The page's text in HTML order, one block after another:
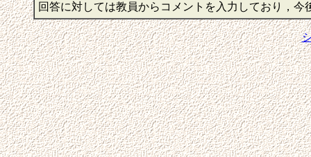
回答に対しては教員からコメントを入力しており，